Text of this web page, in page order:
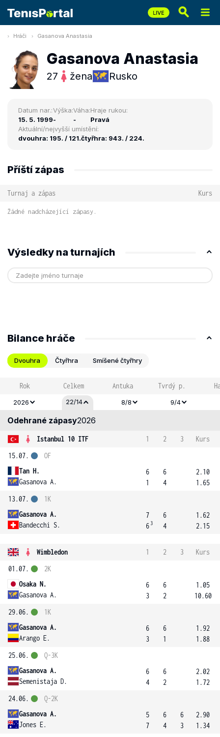
Hráči Gasanova Anastasia
Gasanova Anastasia
27 žena Rusko
Datum nar.:
15. 5. 1999
Výška:
-
Váha:
-
Hraje rukou:
Pravá
Aktuální/nejvyšší umístění:
dvouhra: 195. / 121.čtyřhra: 943. / 224.
Příští zápas
Turnaj a zápas Kurs
Žádné nadcházející zápasy.
Výsledky na turnajích
Bilance hráče
Dvouhra Čtyřhra Smíšené čtyřhry
Rok Celkem Antuka Tvrdý p.
2026 22/14 8/8 9/4
Odehrané zápasy2026
Istanbul 10 ITF 1 2 3
Kurs
15.07.
Tan H.
Gasanova A.
OF
6
1
6
4
2.10
1.65
13.07.
Gasanova A.
Bandecchi S.
1K
7
6 3
6
4
1.62
2.15
Wimbledon 1 2 3
Kurs
01.07.
Osaka N.
Gasanova A.
2K
6
3
6
2
1.05
10.60
29.06.
Gasanova A.
Arango E.
1K
6
3
6
1
1.92
1.88
25.06.
Gasanova A.
Semenistaja D.
Q-3K
6
4
6
2
2.02
1.72
24.06.
Gasanova A.
Jones E.
Q-2K
5
7
6
4
6
3
2.90
1.34